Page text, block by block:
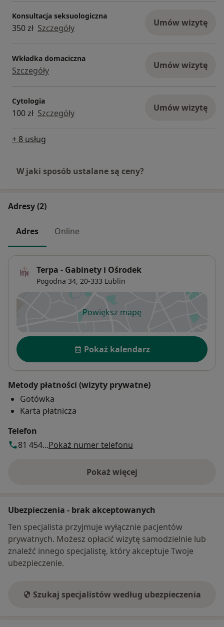
Konsultacja seksuologiczna
350 zł Szczegóły Umów wizytę
Wkładka domaciczna
Szczegóły Umów wizytę
Cytologia
100 zł Szczegóły Umów wizytę
+ 8 usług
W jaki sposób ustalane są ceny?
Adresy (2)
Adres Online
Terpa - Gabinety i Ośrodek
Pogodna 34, 20-333 Lublin
Powiększ mapęotwiera się w nowej karcie
Dostępność
Pokaż kalendarz
Metody płatności (wizyty prywatne)
Gotówka
Karta płatnicza
Telefon
81 454...Pokaż numer telefonu
Pokaż więcej
o adresie
Ubezpieczenia - brak akceptowanych
Ten specjalista przyjmuje wyłącznie pacjentów
prywatnych. Możesz opłacić wizytę samodzielnie lub
znaleźć innego specjalistę, który akceptuje Twoje
ubezpieczenie.
Szukaj specjalistów według ubezpieczenia